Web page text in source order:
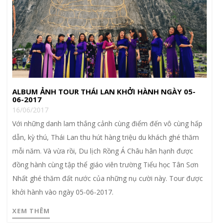
ALBUM ẢNH TOUR THÁI LAN KHỞI HÀNH NGÀY 05-
06-2017
16/06/2017
Với những danh lam thắng cảnh cùng điểm đến vô cùng hấp
dẫn, kỳ thú, Thái Lan thu hút hàng triệu du khách ghé thăm
mỗi năm. Và vừa rồi, Du lịch Rồng Á Châu hân hạnh được
đồng hành cùng tập thể giáo viên trường Tiểu học Tân Sơn
Nhất ghé thăm đất nước của những nụ cười này. Tour được
khởi hành vào ngày 05-06-2017.
XEM THÊM